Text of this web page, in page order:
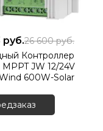
руб.26 600руб.
Контроллер
MPPT JW 12/24V
600W-Solar